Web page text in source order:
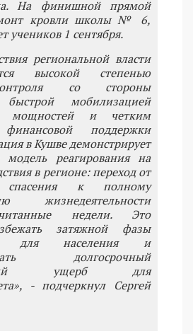
На финишной прямой
кровли школы № 6,
учеников 1 сентября.
региональной власти
высокой степенью
со стороны
быстрой мобилизацией
мощностей и четким
поддержки
в Кушве демонстрирует
модель реагирования на
в регионе: переход от
спасения к полному
жизнедеятельности
недели. Это
затяжной фазы
для населения и
долгосрочный
ущерб для
- подчеркнул Сергей